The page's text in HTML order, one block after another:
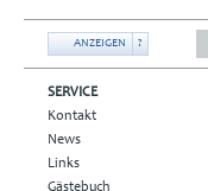
ANZEIGEN ?
SERVICE
Kontakt
News
Links
Gästebuch